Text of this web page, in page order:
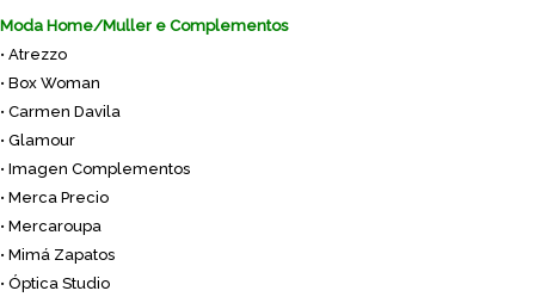
Moda Home/Muller e Complementos
• Atrezzo
• Box Woman
• Carmen Davila
• Glamour
• Imagen Complementos
• Merca Precio
• Mercaroupa
• Mimá Zapatos
• Óptica Studio